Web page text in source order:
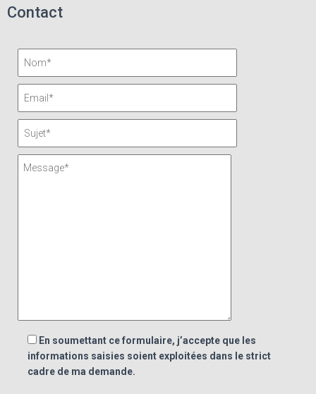
Contact
En soumettant ce formulaire, j’accepte que les
informations saisies soient exploitées dans le strict
cadre de ma demande.